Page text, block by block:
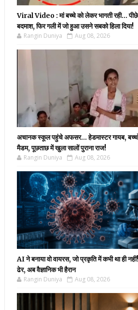
Viral Video : मां बच्चे को लेकर भागती रही… पीछे
बदमाश, फिर गली में जो हुआ उसने सबको हिला दिया!
Rangin Duniya Aug 08, 2026
अचानक स्कूल पहुंचे अफसर… हेडमास्टर गायब, बच्चों
मैडम, पूछताछ में खुला सालों पुराना राज!
Rangin Duniya Aug 08, 2026
AI ने बनाया वो वायरस, जो प्रकृति में कभी था ही
ढेर, अब वैज्ञानिक भी हैरान
Rangin Duniya Aug 08, 2026